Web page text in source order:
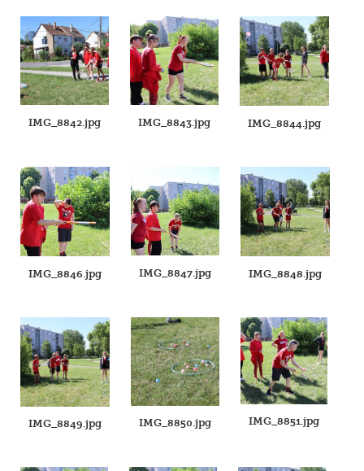
IMG_8842.jpg IMG_8843.jpg IMG_8844.jpg
IMG_8846.jpg IMG_8847.jpg IMG_8848.jpg
IMG_8849.jpg IMG_8850.jpg IMG_8851.jpg